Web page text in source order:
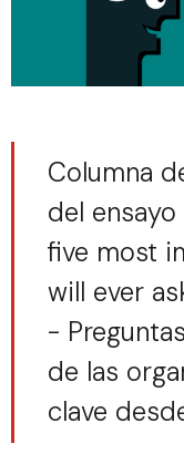
Columna
del
five most
will ever
-
de las
clave